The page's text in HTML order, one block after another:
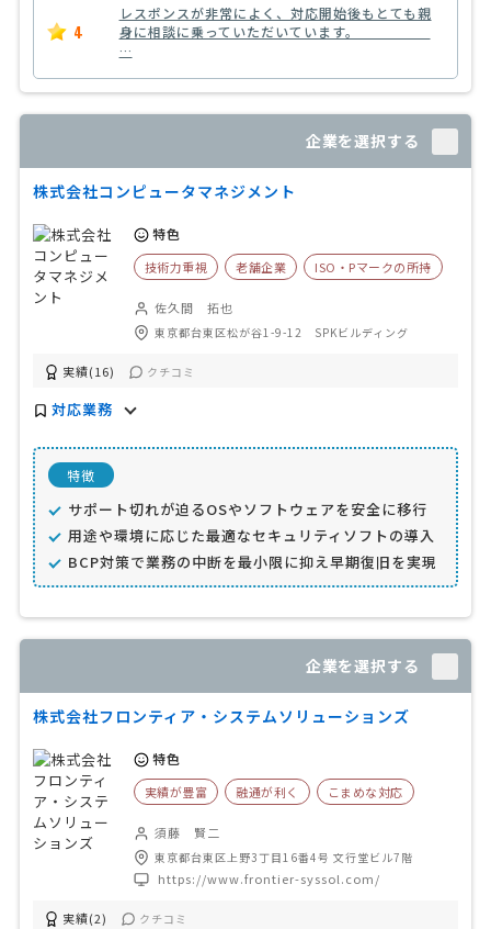
4
レスポンスが非常によく、対応開始後もとても親
身に相談に乗っていただいています。
…
企業を選択する
株式会社コンピュータマネジメント
特色
技術力重視 老舗企業 ISO・Pマークの所持
佐久間 拓也
東京都台東区松が谷1-9-12 SPKビルディング
実績(16) クチコミ
対応業務
特徴
サポート切れが迫るOSやソフトウェアを安全に移行
用途や環境に応じた最適なセキュリティソフトの導入
BCP対策で業務の中断を最小限に抑え早期復旧を実現
企業を選択する
株式会社フロンティア・システムソリューションズ
特色
実績が豊富 融通が利く こまめな対応
須藤 賢二
東京都台東区上野3丁目16番4号 文行堂ビル7階
https://www.frontier-syssol.com/
実績(2) クチコミ